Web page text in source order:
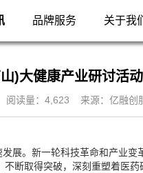
品牌服务 关于我们
)大健康产业研讨活动
阅读量：4,623 来源：亿融创
。新一轮科技革命和产业变
断取得突破，深刻重塑着医